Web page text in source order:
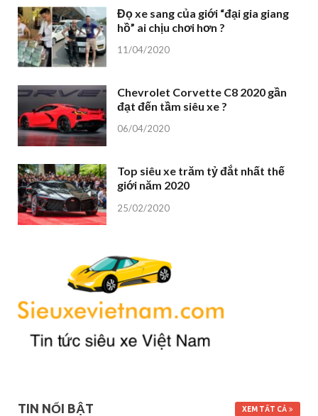
Đọ xe sang của giới “đại gia giang
hồ” ai chịu chơi hơn ?
11/04/2020
Chevrolet Corvette C8 2020 gần
đạt đến tầm siêu xe ?
06/04/2020
Top siêu xe trăm tỷ đắt nhất thế
giới năm 2020
25/02/2020
TIN NỔI BẬT XEM TẤT CẢ